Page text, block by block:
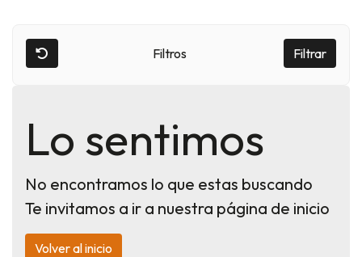
Filtros Filtrar
Lo sentimos
No encontramos lo que estas buscando
Te invitamos a ir a nuestra página de inicio
Volver al inicio